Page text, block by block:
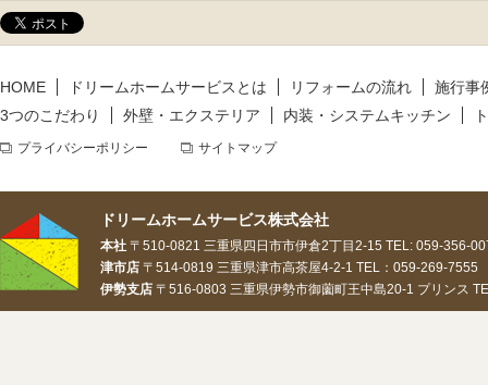
HOME ドリームホームサービスとは リフォームの流れ
施行事
3つのこだわり
外壁・エクステリア 内装・システムキッチン
プライバシーポリシー サイトマップ
ドリームホームサービス株式会社
本社 〒510-0821 三重県四日市市伊倉2丁目2-15 TEL: 059-356-
津市店 〒514-0819 三重県津市高茶屋4-2-1 TEL：059-269-
伊勢支店 〒516-0803 三重県伊勢市御薗町王中島20-1 プリンス